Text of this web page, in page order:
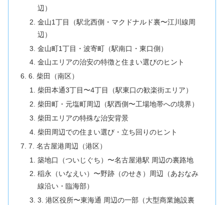
辺）
金山1丁目（駅北西側・マクドナルド裏〜江川線周
辺）
金山町1丁目・波寄町（駅南口・東口側）
金山エリアの治安の特徴と住まい選びのヒント
6. 柴田（南区）
柴田本通3丁目〜4丁目（駅東口の歓楽街エリア）
柴田町・元塩町周辺（駅西側〜工場地帯への境界）
柴田エリアの特殊な治安背景
柴田周辺での住まい選び・立ち回りのヒント
7. 名古屋港周辺（港区）
築地口（ついじぐち）〜名古屋港駅 周辺の裏路地
稲永（いなえい）〜野跡（のせき）周辺（あおなみ
線沿い・臨海部）
3. 港区役所〜東海通 周辺の一部（大型商業施設裏